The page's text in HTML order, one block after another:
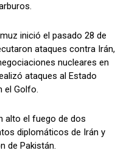
inició el pasado 28 de
ataques contra Irán,
nucleares en
ataques al Estado
el Golfo.
alto el fuego de dos
diplomáticos de Irán y
de Pakistán.